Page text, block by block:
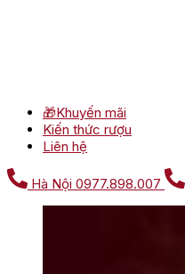
🎁Khuyến mãi
Kiến thức rượu
Liên hệ
Hà Nội 0977.898.007